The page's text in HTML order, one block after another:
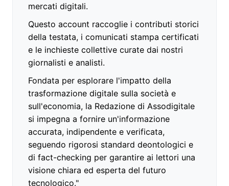
mercati digitali.
Questo account raccoglie i contributi storici
della testata, i comunicati stampa certificati
e le inchieste collettive curate dai nostri
giornalisti e analisti.
Fondata per esplorare l'impatto della
trasformazione digitale sulla società e
sull'economia, la Redazione di Assodigitale
si impegna a fornire un'informazione
accurata, indipendente e verificata,
seguendo rigorosi standard deontologici e
di fact-checking per garantire ai lettori una
visione chiara ed esperta del futuro
tecnologico."